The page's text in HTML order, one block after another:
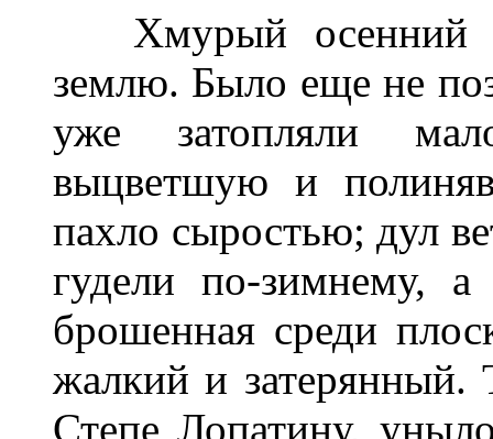
Хмурый осенний
землю. Было еще не
уже затопляли
выцветшую и
пахло сыростью; дул
гудели по-зимнему,
брошенная среди
жалкий и затерянный.
Степе Лопатину,